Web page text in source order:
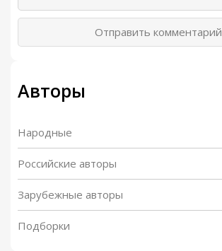
Отправить комментарий
Авторы
Народные
Российские авторы
Зарубежные авторы
Подборки